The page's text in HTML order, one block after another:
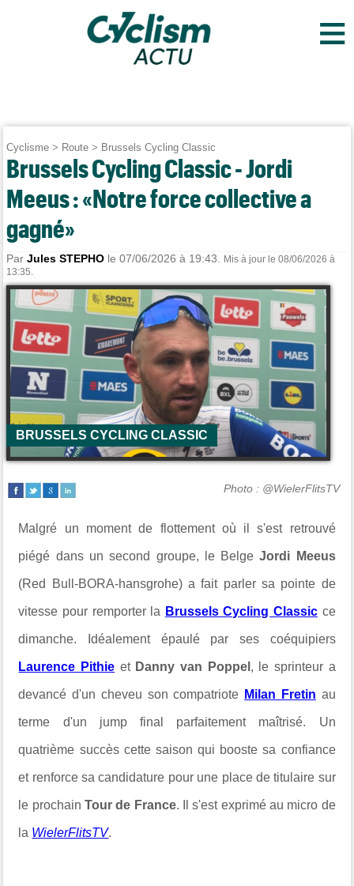
≡
Cyclisme > Route > Brussels Cycling Classic
Brussels Cycling Classic - Jordi
Meeus : «Notre force collective a
gagné»
ParJules STEPHO le 07/06/2026 à 19:43.
Mis à jour le 08/06/2026 à
13:35.
BRUSSELS CYCLING CLASSIC
Photo : @WielerFlitsTV
Malgré un moment de flottement où il s'est retrouvé
piégé dans un second groupe, le BelgeJordi Meeus
(Red Bull-BORA-hansgrohe) a fait parler sa pointe de
vitesse pour remporter la Brussels Cycling Classicce
dimanche. Idéalement épaulé par ses coéquipiers
Laurence Pithie et Danny van Poppel , le sprinteur a
devancé d'un cheveu son compatriote Milan Fretin au
terme d'un jump final parfaitement maîtrisé. Un
quatrième succès cette saison qui booste sa confiance
et renforce sa candidature pour une place de titulaire sur
le prochainTour de France. Il s'est exprimé au micro de
la WielerFlitsTV.